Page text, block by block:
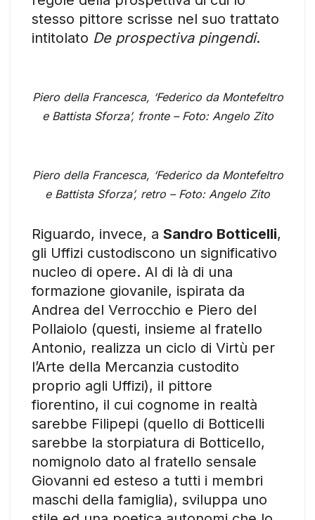
stesso pittore scrisse nel suo trattato
intitolato De prospectiva pingendi.
Piero della Francesca, ‘Federico da Montefeltro
e Battista Sforza’, fronte – Foto: Angelo Zito
Piero della Francesca, ‘Federico da Montefeltro
e Battista Sforza’, retro – Foto: Angelo Zito
Riguardo, invece, a Sandro Botticelli,
gli Uffizi custodiscono un significativo
nucleo di opere. Al di là di una
formazione giovanile, ispirata da
Andrea del Verrocchio e Piero del
Pollaiolo (questi, insieme al fratello
Antonio, realizza un ciclo di Virtù per
l’Arte della Mercanzia custodito
proprio agli Uffizi), il pittore
fiorentino, il cui cognome in realtà
sarebbe Filipepi (quello di Botticelli
sarebbe la storpiatura di Botticello,
nomignolo dato al fratello sensale
Giovanni ed esteso a tutti i membri
maschi della famiglia), sviluppa uno